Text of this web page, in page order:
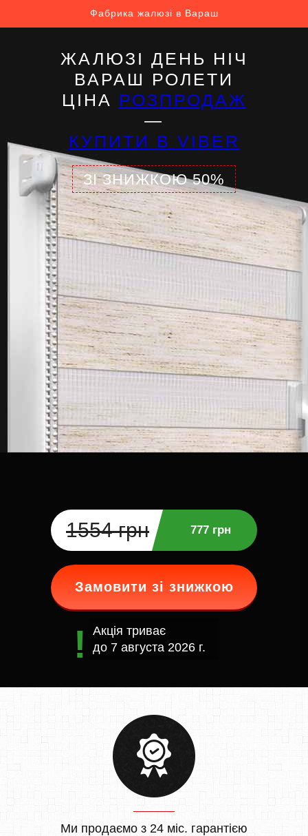
Фабрика жалюзі в Вараш
ЖАЛЮЗІ ДЕНЬ НІЧ
ВАРАШ РОЛЕТИ
ЦІНА РОЗПРОДАЖ
—
КУПИТИ В VIBER
ЗІ ЗНИЖКОЮ 50%
1554 грн 777 грн
Замовити зі знижкою
Акція триває
до 7 августа 2026 г.
Ми продаємо з 24 міс. гарантією